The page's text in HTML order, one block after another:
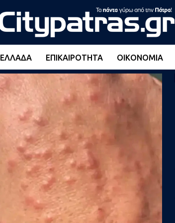
ΕΛΛΆΔΑ ΕΠΙΚΑΙΡΌΤΗΤΑ ΟΙΚΟΝΟΜΊΑ